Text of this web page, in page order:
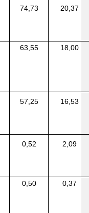
74,73 20,37
63,55 18,00
57,25 16,53
0,52 2,09
0,50 0,37